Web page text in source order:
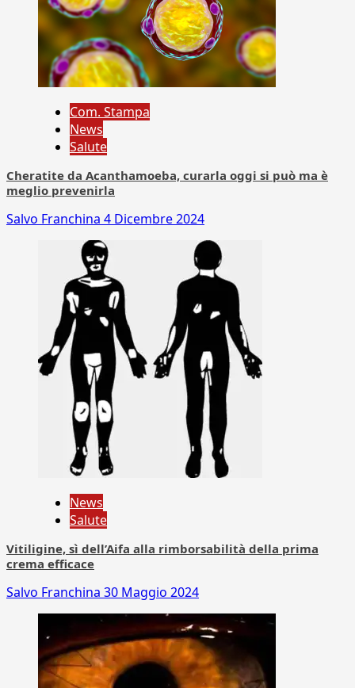
Com. Stampa
News
Salute
Cheratite da Acanthamoeba, curarla oggi si può ma è
meglio prevenirla
Salvo Franchina 4 Dicembre 2024
News
Salute
Vitiligine, sì dell’Aifa alla rimborsabilità della prima
crema efficace
Salvo Franchina 30 Maggio 2024